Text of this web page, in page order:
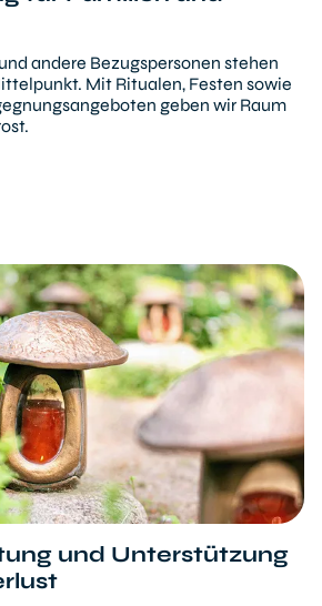
andere Bezugspersonen stehen
Mit Ritualen, Festen sowie
geben wir Raum
und Unterstützung